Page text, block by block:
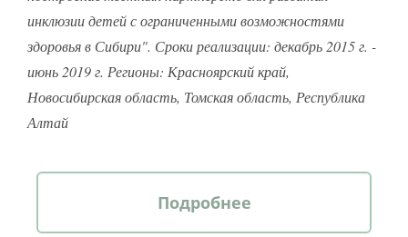
инклюзии детей с ограниченными возможностями
здоровья в Сибири". Сроки реализации: декабрь 2015 г. -
июнь 2019 г. Регионы: Красноярский край,
Новосибирская область, Томская область, Республика
Алтай
Подробнее